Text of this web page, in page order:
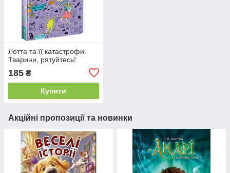
Лотта та її катастрофи.
Тварини, рятуйтесь!
185 ₴
Купити
Акційні пропозиції та новинки